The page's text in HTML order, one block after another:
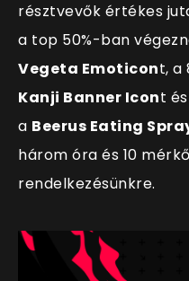
résztvevők értékes
a top 50%-ban
Vegeta Emoticont, a
Kanji Banner Icont
a Beerus Eating
három óra és 10
rendelkezésünkre.